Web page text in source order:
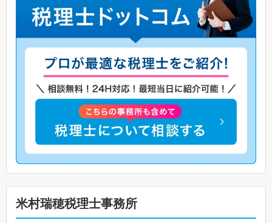
米村瑞穂税理士事務所